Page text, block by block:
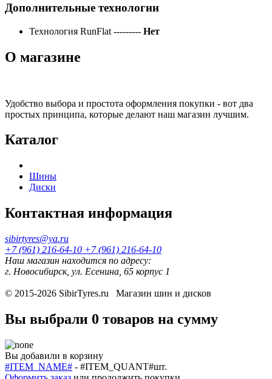
Дополнительные технологии
Технология RunFlat --------- Нет
О магазине
Удобство выбора и простота оформления покупки - вот два
простых принципа, которые делают наш магазин лучшим.
Каталог
Шины
Диски
Контактная информация
sibirtyres@ya.ru
+7 (961) 216-64-10 +7 (961) 216-64-10
Наш магазин находится по адресу:
г. Новосибирск, ул. Есенина, 65 корпус 1
© 2015-2026 SibirTyres.ru Магазин шин и дисков
Вы выбрали 0 товаров на сумму
Вы добавили в корзину
#ITEM_NAME# - #ITEM_QUANT#шт.